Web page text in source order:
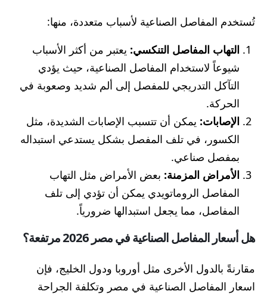
تُستخدم المفاصل الصناعية لأسباب متعددة، منها:
التهاب المفاصل التنكسي: يعتبر من أكثر الأسباب
شيوعاً لاستخدام المفاصل الصناعية، حيث يؤدي
التآكل التدريجي للمفصل إلى ألم شديد وصعوبة في
الحركة.
الإصابات: يمكن أن تتسبب الإصابات الشديدة، مثل
الكسور، في تلف المفصل بشكل يستدعي استبداله
بمفصل صناعي.
الأمراض المزمنة: بعض الأمراض مثل التهاب
المفاصل الروماتويدي يمكن أن تؤدي إلى تلف
المفاصل، مما يجعل استبدالها ضرورياً.
هل أسعار المفاصل الصناعية في مصر 2026 مرتفعة؟
مقارنةً بالدول الأخرى مثل أوروبا ودول الخليج، فإن
اسعار المفاصل الصناعية في مصر وتكلفة الجراحة